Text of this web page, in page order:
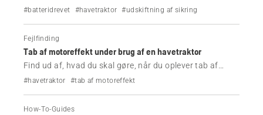
Husqvarna-havetraktor.
#batteridrevet #havetraktor #udskiftning af sikring
Fejlfinding
Tab af motoreffekt under brug af en havetraktor
Find ud af, hvad du skal gøre, når du oplever tab af
motoreffekt, når du bruger din Husqvarna-havetraktor.
#havetraktor #tab af motoreffekt
How-To-Guides